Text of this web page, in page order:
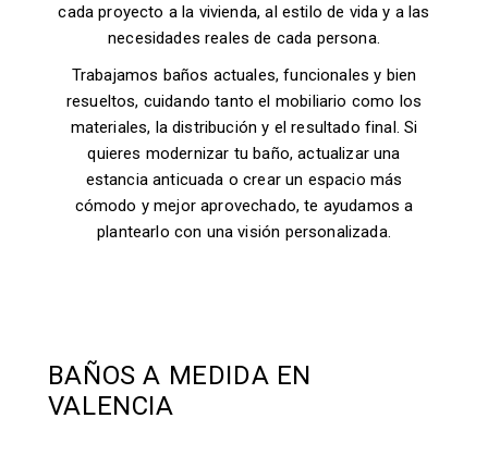
cada proyecto a la vivienda, al estilo de vida y a las
necesidades reales de cada persona.
Trabajamos baños actuales, funcionales y bien
resueltos, cuidando tanto el mobiliario como los
materiales, la distribución y el resultado final. Si
quieres modernizar tu baño, actualizar una
estancia anticuada o crear un espacio más
cómodo y mejor aprovechado, te ayudamos a
plantearlo con una visión personalizada.
BAÑOS A MEDIDA EN
VALENCIA